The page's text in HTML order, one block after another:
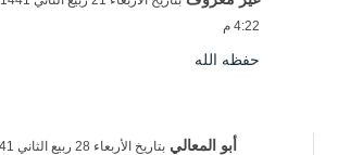
4:22 م
حفظه الله
أبو المعالي